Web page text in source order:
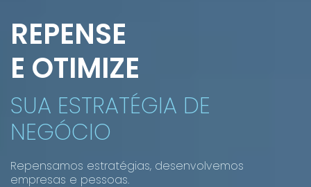
REPENSE
E OTIMIZE
SUA ESTRATÉGIA DE
NEGÓCIO
Repensamos estratégias, desenvolvemos
empresas e pessoas.